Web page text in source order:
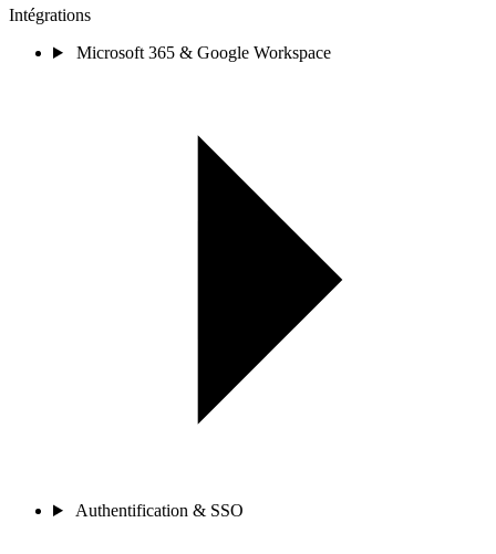
Intégrations
Microsoft 365 & Google Workspace
Authentification & SSO